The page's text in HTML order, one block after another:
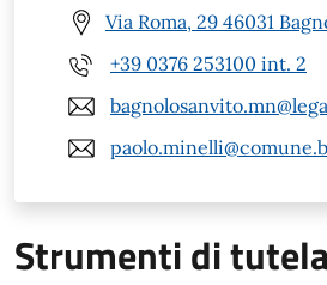
Via Roma, 29 46031
+39 0376 253100 int. 2
Strumenti di